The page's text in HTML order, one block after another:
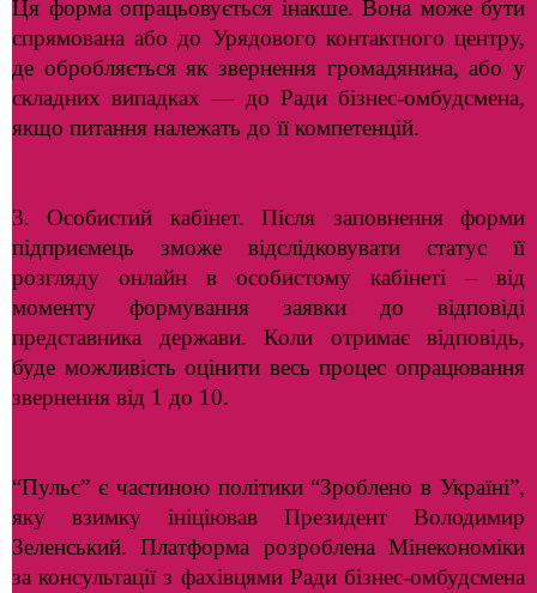
Ця форма опрацьовується інакше. Вона може бути
спрямована або до Урядового контактного центру,
де обробляється як звернення громадянина, або у
складних випадках — до Ради бізнес-омбудсмена,
якщо питання належать до її компетенцій.
3. Особистий кабінет. Після заповнення форми
підприємець зможе відслідковувати статус її
розгляду онлайн в особистому кабінеті – від
моменту формування заявки до відповіді
представника держави. Коли отримає відповідь,
буде можливість оцінити весь процес опрацювання
звернення від 1 до 10.
“Пульс” є частиною політики “Зроблено в Україні”,
яку взимку ініціював Президент Володимир
Зеленський. Платформа розроблена Мінекономіки
за консультації з фахівцями Ради бізнес-омбудсмена